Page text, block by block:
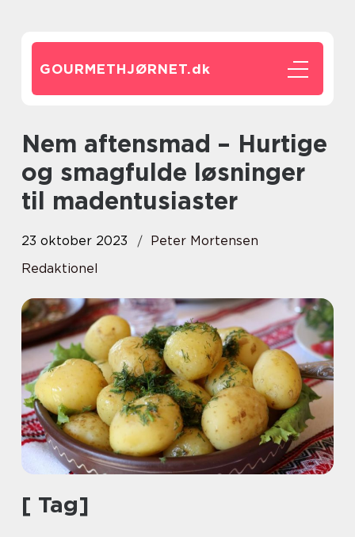
GOURMETHJØRNET.dk
Nem aftensmad – Hurtige
og smagfulde løsninger
til madentusiaster
23 oktober 2023
Peter Mortensen
Redaktionel
[ Tag]